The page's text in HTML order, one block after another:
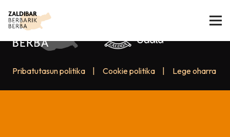
Pribatutasun politika Cookie politika Lege oharra